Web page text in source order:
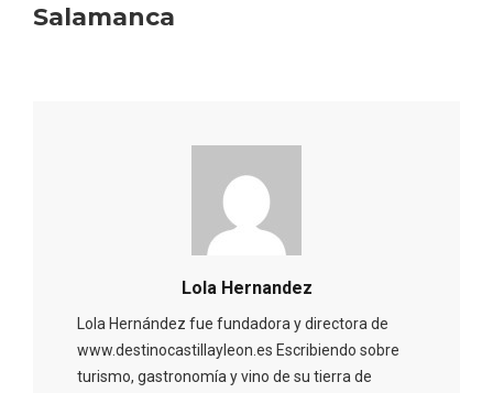
Salamanca
Lola Hernandez
Lola Hernández fue fundadora y directora de
www.destinocastillayleon.es Escribiendo sobre
turismo, gastronomía y vino de su tierra de
El Cronicón de Oña sale a la calle